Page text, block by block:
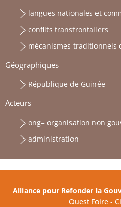
langues nationales et
conflits transfrontaliers
mécanismes traditionnels
Géographiques
République de Guinée
Acteurs
ong= organisation non
administration
Alliance pour Refonder la
Ouest Foire -